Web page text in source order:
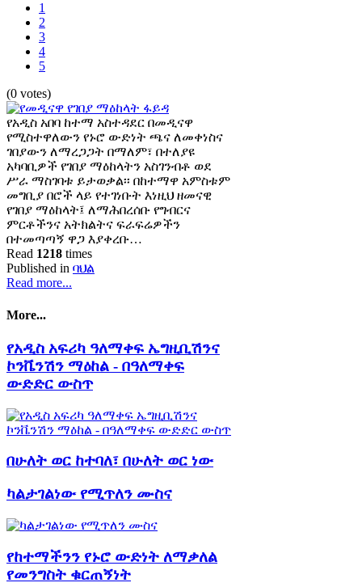
1
2
3
4
5
(0 votes)
የአዲስ አበባ ከተማ አስተዳደር በመዲናዋ
የሚስተዋለውን የኑሮ ውድነት ጫና ለመቀነስና
ገበያውን ለማረጋጋት በማለም፣ በተለያዩ
አካባቢዎች የገበያ ማዕከላትን አስገንብቶ ወደ
ሥራ ማስገባቱ ይታወቃል፡፡ በከተማዋ አምስቱም
መግቢያ በሮች ላይ የተገነቡት እነዚህ ዘመናዊ
የገበያ ማዕከላት፤ ለማሕበረሰቡ የግብርና
ምርቶችንና አትክልትና ፍራፍሬዎችን
በተመጣጣኝ ዋጋ እያቀረቡ…
Read 1218 times
Published in ባህል
Read more...
More...
የአዲስ አፍሪካ ዓለማቀፍ ኤግዚቢሽንና
ኮንቬንሽን ማዕከል - በዓለማቀፍ
ውድድር ውስጥ
በሁለት ወር ከተባለ፣ በሁለት ወር ነው
ካልታገልነው የሚጥለን ሙስና
የከተማችንን የኑሮ ውድነት ለማቃለል
የመንግስት ቁርጠኝነት